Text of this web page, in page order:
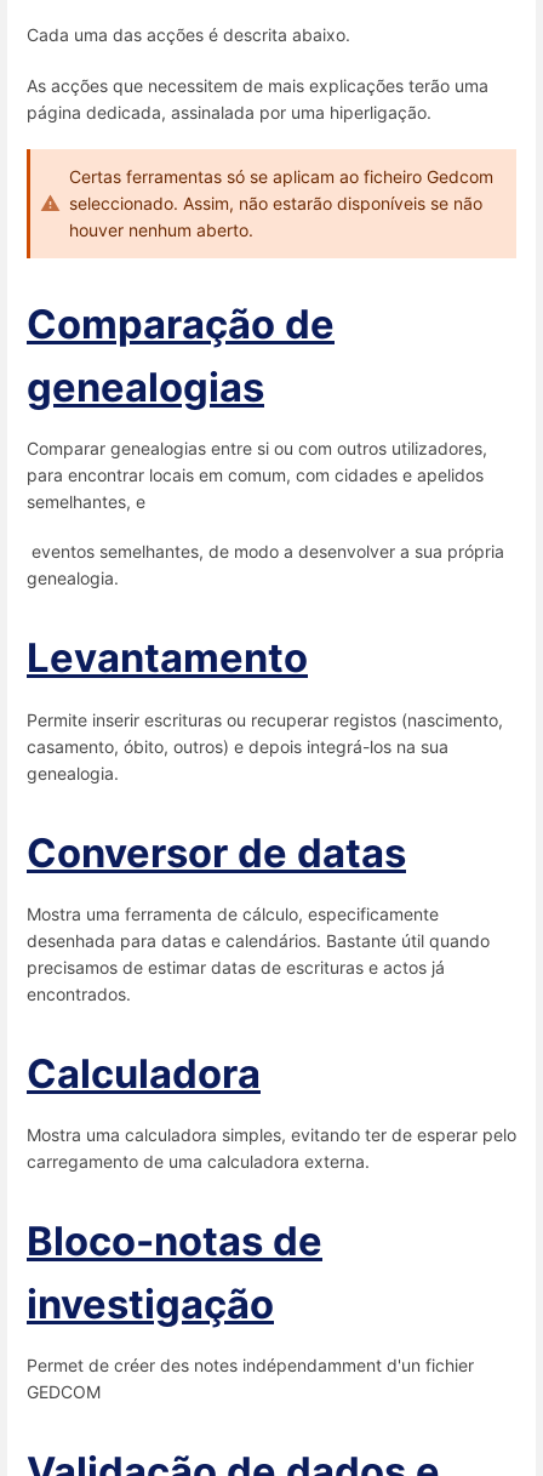
Cada uma das acções é descrita abaixo.
As acções que necessitem de mais explicações terão uma
página dedicada, assinalada por uma hiperligação.
Certas ferramentas só se aplicam ao ficheiro Gedcom
seleccionado. Assim, não estarão disponíveis se não
houver nenhum aberto.
Comparação de
genealogias
Comparar genealogias entre si ou com outros utilizadores,
para encontrar locais em comum, com cidades e apelidos
semelhantes, e
eventos semelhantes, de modo a desenvolver a sua própria
genealogia.
Levantamento
Permite inserir escrituras ou recuperar registos (nascimento,
casamento, óbito, outros) e depois integrá-los na sua
genealogia.
Conversor de datas
Mostra uma ferramenta de cálculo, especificamente
desenhada para datas e calendários. Bastante útil quando
precisamos de estimar datas de escrituras e actos já
encontrados.
Calculadora
Mostra uma calculadora simples, evitando ter de esperar pelo
carregamento de uma calculadora externa.
Bloco-notas de
investigação
Permet de créer des notes indépendamment d'un fichier
GEDCOM